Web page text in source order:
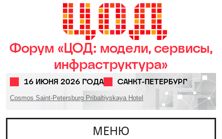
Форум «ЦОД: модели, сервисы,
инфраструктура»
16 ИЮНЯ 2026 ГОДА САНКТ-ПЕТЕРБУРГ
Cosmos Saint-Petersburg Pribaltiyskaya Hotel
МЕНЮ